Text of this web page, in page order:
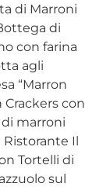
di Marroni
di
con farina
agli
“Marron
Crackers con
marroni
Il
Tortelli di
sul